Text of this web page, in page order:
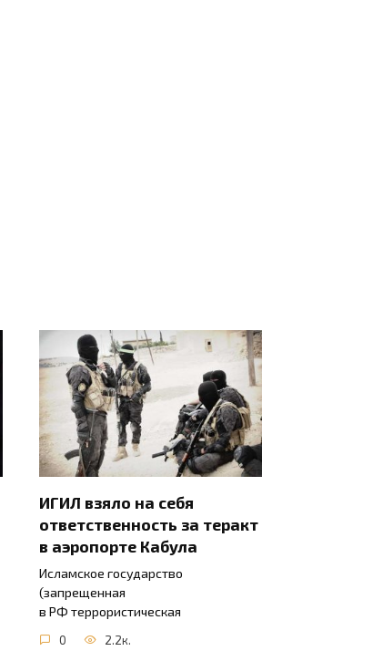
ИГИЛ взяло на себя
ответственность за теракт
в аэропорте Кабула
Исламское государство
(запрещенная
в РФ террористическая
0 2.2к.